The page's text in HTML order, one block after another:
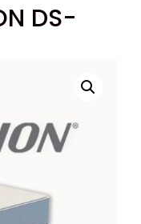
DS-